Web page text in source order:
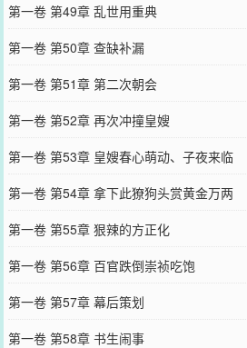
第一卷 第49章 乱世用重典
第一卷 第50章 查缺补漏
第一卷 第51章 第二次朝会
第一卷 第52章 再次冲撞皇嫂
第一卷 第53章 皇嫂春心萌动、子夜来临
第一卷 第54章 拿下此獠狗头赏黄金万两
第一卷 第55章 狠辣的方正化
第一卷 第56章 百官跌倒崇祯吃饱
第一卷 第57章 幕后策划
第一卷 第58章 书生闹事